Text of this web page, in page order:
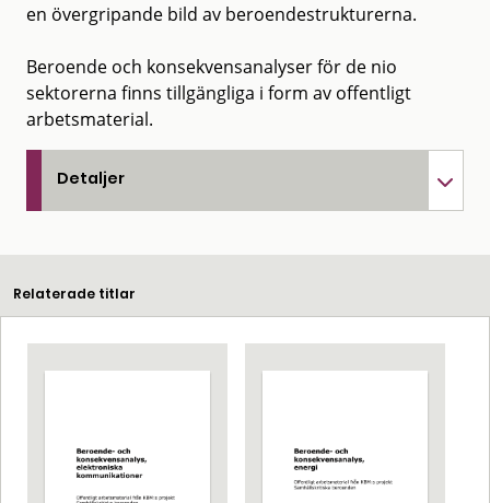
en övergripande bild av beroendestrukturerna.
Beroende och konsekvensanalyser för de nio
sektorerna finns tillgängliga i form av offentligt
arbetsmaterial.
Detaljer
Relaterade titlar